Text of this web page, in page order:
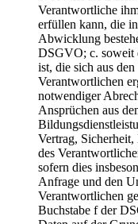
Verantwortliche
erfüllen kann, die
Abwicklung
DSGVO; c. soweit
ist, die sich aus
Verantwortlichen
notwendiger
Ansprüchen aus
Vertrag,
des
sofern dies
Anfrage und den
Verantwortlichen
Buchstabe f der